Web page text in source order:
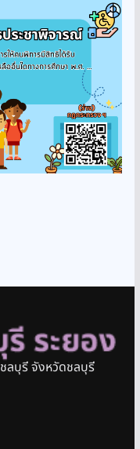
ลบุรี จังหวัดชลบุรี